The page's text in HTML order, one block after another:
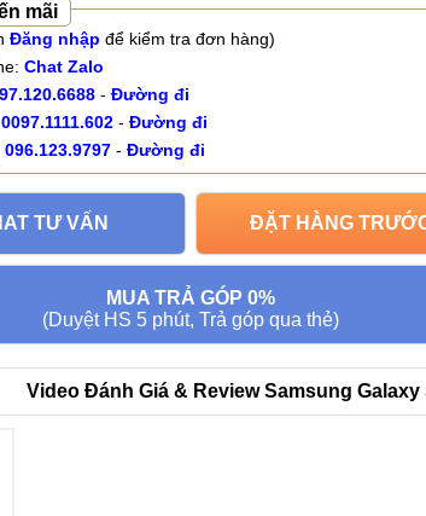
mãi
Đăng nhập để kiểm tra đơn hàng)
Chat Zalo
- Đường đi
0097.1111.602 - Đường đi
096.123.9797 - Đường đi
TƯ VẤN ĐẶT HÀNG
MUA TRẢ GÓP 0%
(Duyệt HS 5 phút, Trả góp qua thẻ)
Video Đánh Giá & Review Samsung